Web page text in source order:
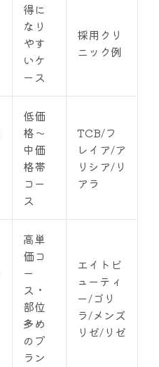
得に
なり
やす
いケ
ース
採用クリ
ニック例
低価
格〜
中価
格帯
コー
ス
TCB/フ
レイア/ア
リシア/リ
アラ
高単
価コ
ー
ス・
部位
多め
のプ
ラン
エイトビ
ューティ
ー/ゴリ
ラ/メンズ
リゼ/リゼ